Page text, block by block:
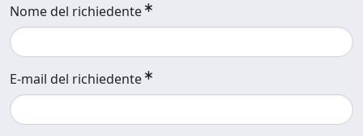
Nome del richiedente
E-mail del richiedente